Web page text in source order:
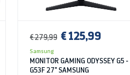
€ 279,99 € 125,99
Samsung
MONITOR GAMING ODYSSEY G5 -
G53F 27" SAMSUNG